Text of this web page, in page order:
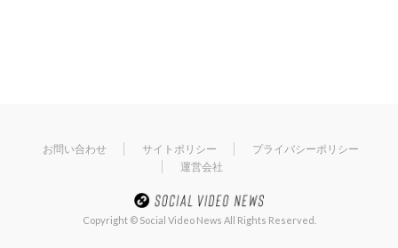
お問い合わせ サイトポリシー
プライバシーポリシー
運営会社
Copyright © Social Video News All Rights Reserved.